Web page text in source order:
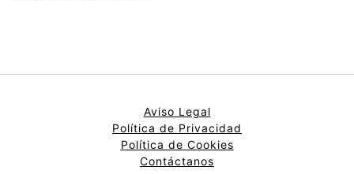
Aviso Legal
Política de Privacidad
Política de Cookies
Contáctanos